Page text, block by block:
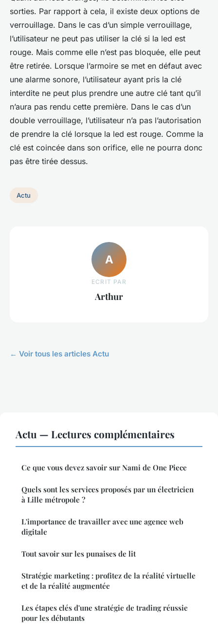
sorties. Par rapport à cela, il existe deux options de
verrouillage. Dans le cas d’un simple verrouillage,
l’utilisateur ne peut pas utiliser la clé si la led est
rouge. Mais comme elle n’est pas bloquée, elle peut
être retirée. Lorsque l’armoire se met en défaut avec
une alarme sonore, l’utilisateur ayant pris la clé
interdite ne peut plus prendre une autre clé tant qu’il
n’aura pas rendu cette première. Dans le cas d’un
double verrouillage, l’utilisateur n’a pas l’autorisation
de prendre la clé lorsque la led est rouge. Comme la
clé est coincée dans son orifice, elle ne pourra donc
pas être tirée dessus.
Actu
A
ECRIT PAR
Arthur
← Voir tous les articles Actu
Actu — Lectures complémentaires
Ce que vous devez savoir sur Nami de One Piece
Quels sont les services proposés par un électricien
à Lille métropole ?
L'importance de travailler avec une agence web
digitale
Tout savoir sur les punaises de lit
Stratégie marketing : profitez de la réalité virtuelle
et de la réalité augmentée
Les étapes clés d'une stratégie de trading réussie
pour les débutants